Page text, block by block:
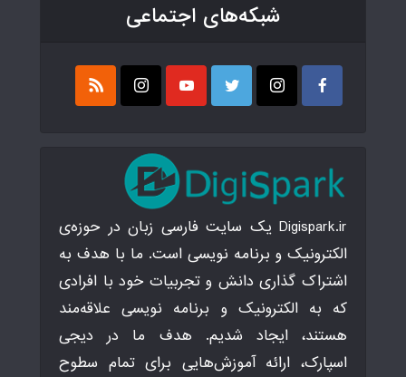
شبکه‌های اجتماعی
Digispark.ir یک سایت فارسی زبان در حوزه‌ی
الکترونیک و برنامه نویسی است. ما با هدف به
اشتراک گذاری دانش و تجربیات خود با افرادی
که به الکترونیک و برنامه نویسی علاقه‌مند
هستند، ایجاد شدیم. هدف ما در دیجی
اسپارک، ارائه آموزش‌هایی برای تمام سطوح